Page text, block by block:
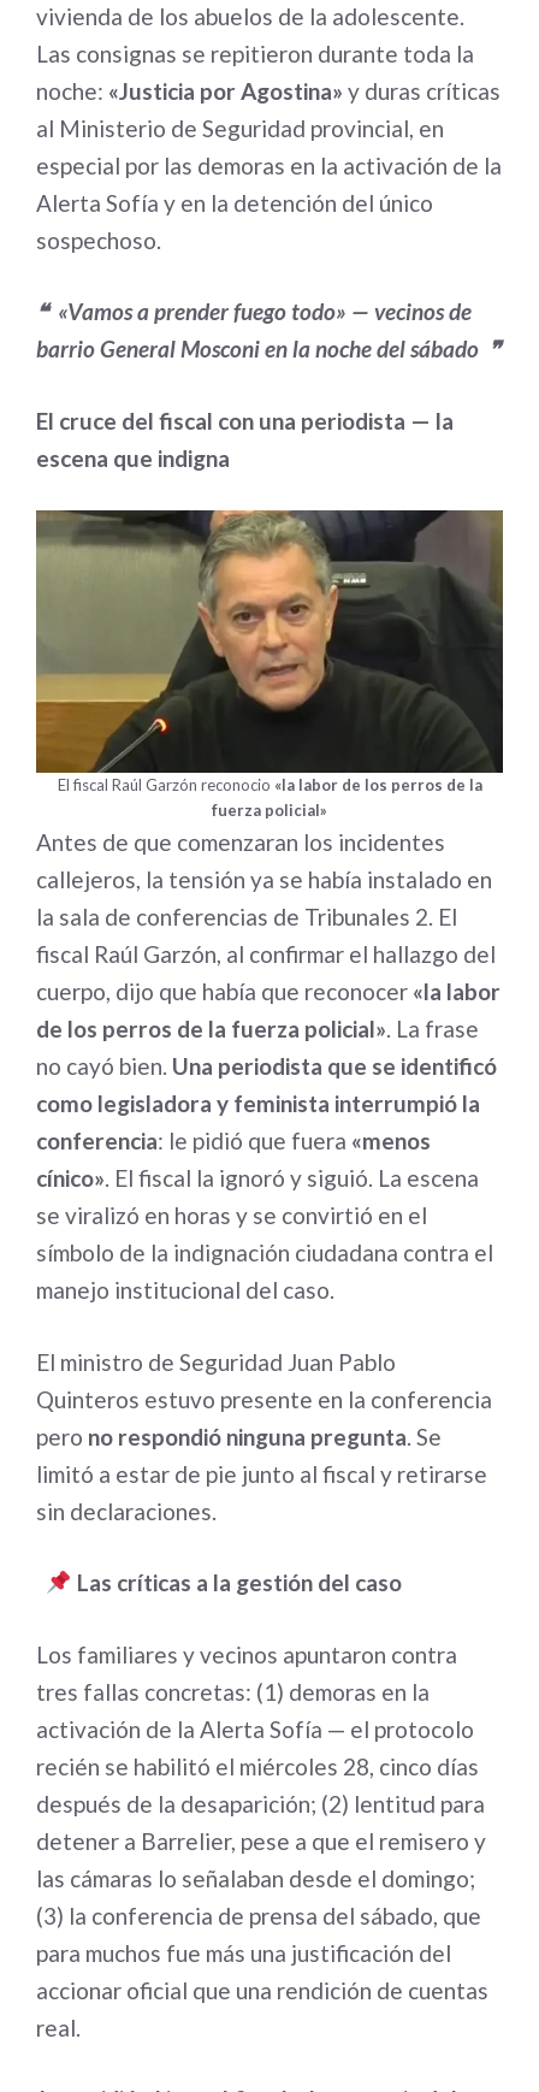
vivienda de los abuelos de la adolescente.
Las consignas se repitieron durante toda la
noche: «Justicia por Agostina» y duras críticas
al Ministerio de Seguridad provincial, en
especial por las demoras en la activación de la
Alerta Sofía y en la detención del único
sospechoso.
❝ «Vamos a prender fuego todo» — vecinos de
barrio General Mosconi en la noche del sábado ❞
El cruce del fiscal con una periodista — la
escena que indigna
El fiscal Raúl Garzón reconocio «la labor de los perros de la
fuerza policial»
Antes de que comenzaran los incidentes
callejeros, la tensión ya se había instalado en
la sala de conferencias de Tribunales 2. El
fiscal Raúl Garzón, al confirmar el hallazgo del
cuerpo, dijo que había que reconocer «la labor
de los perros de la fuerza policial». La frase
no cayó bien. Una periodista que se identificó
como legisladora y feminista interrumpió la
conferencia: le pidió que fuera «menos
cínico». El fiscal la ignoró y siguió. La escena
se viralizó en horas y se convirtió en el
símbolo de la indignación ciudadana contra el
manejo institucional del caso.
El ministro de Seguridad Juan Pablo
Quinteros estuvo presente en la conferencia
pero no respondió ninguna pregunta. Se
limitó a estar de pie junto al fiscal y retirarse
sin declaraciones.
Las críticas a la gestión del caso
Los familiares y vecinos apuntaron contra
tres fallas concretas: (1) demoras en la
activación de la Alerta Sofía — el protocolo
recién se habilitó el miércoles 28, cinco días
después de la desaparición; (2) lentitud para
detener a Barrelier, pese a que el remisero y
las cámaras lo señalaban desde el domingo;
(3) la conferencia de prensa del sábado, que
para muchos fue más una justificación del
accionar oficial que una rendición de cuentas
real.